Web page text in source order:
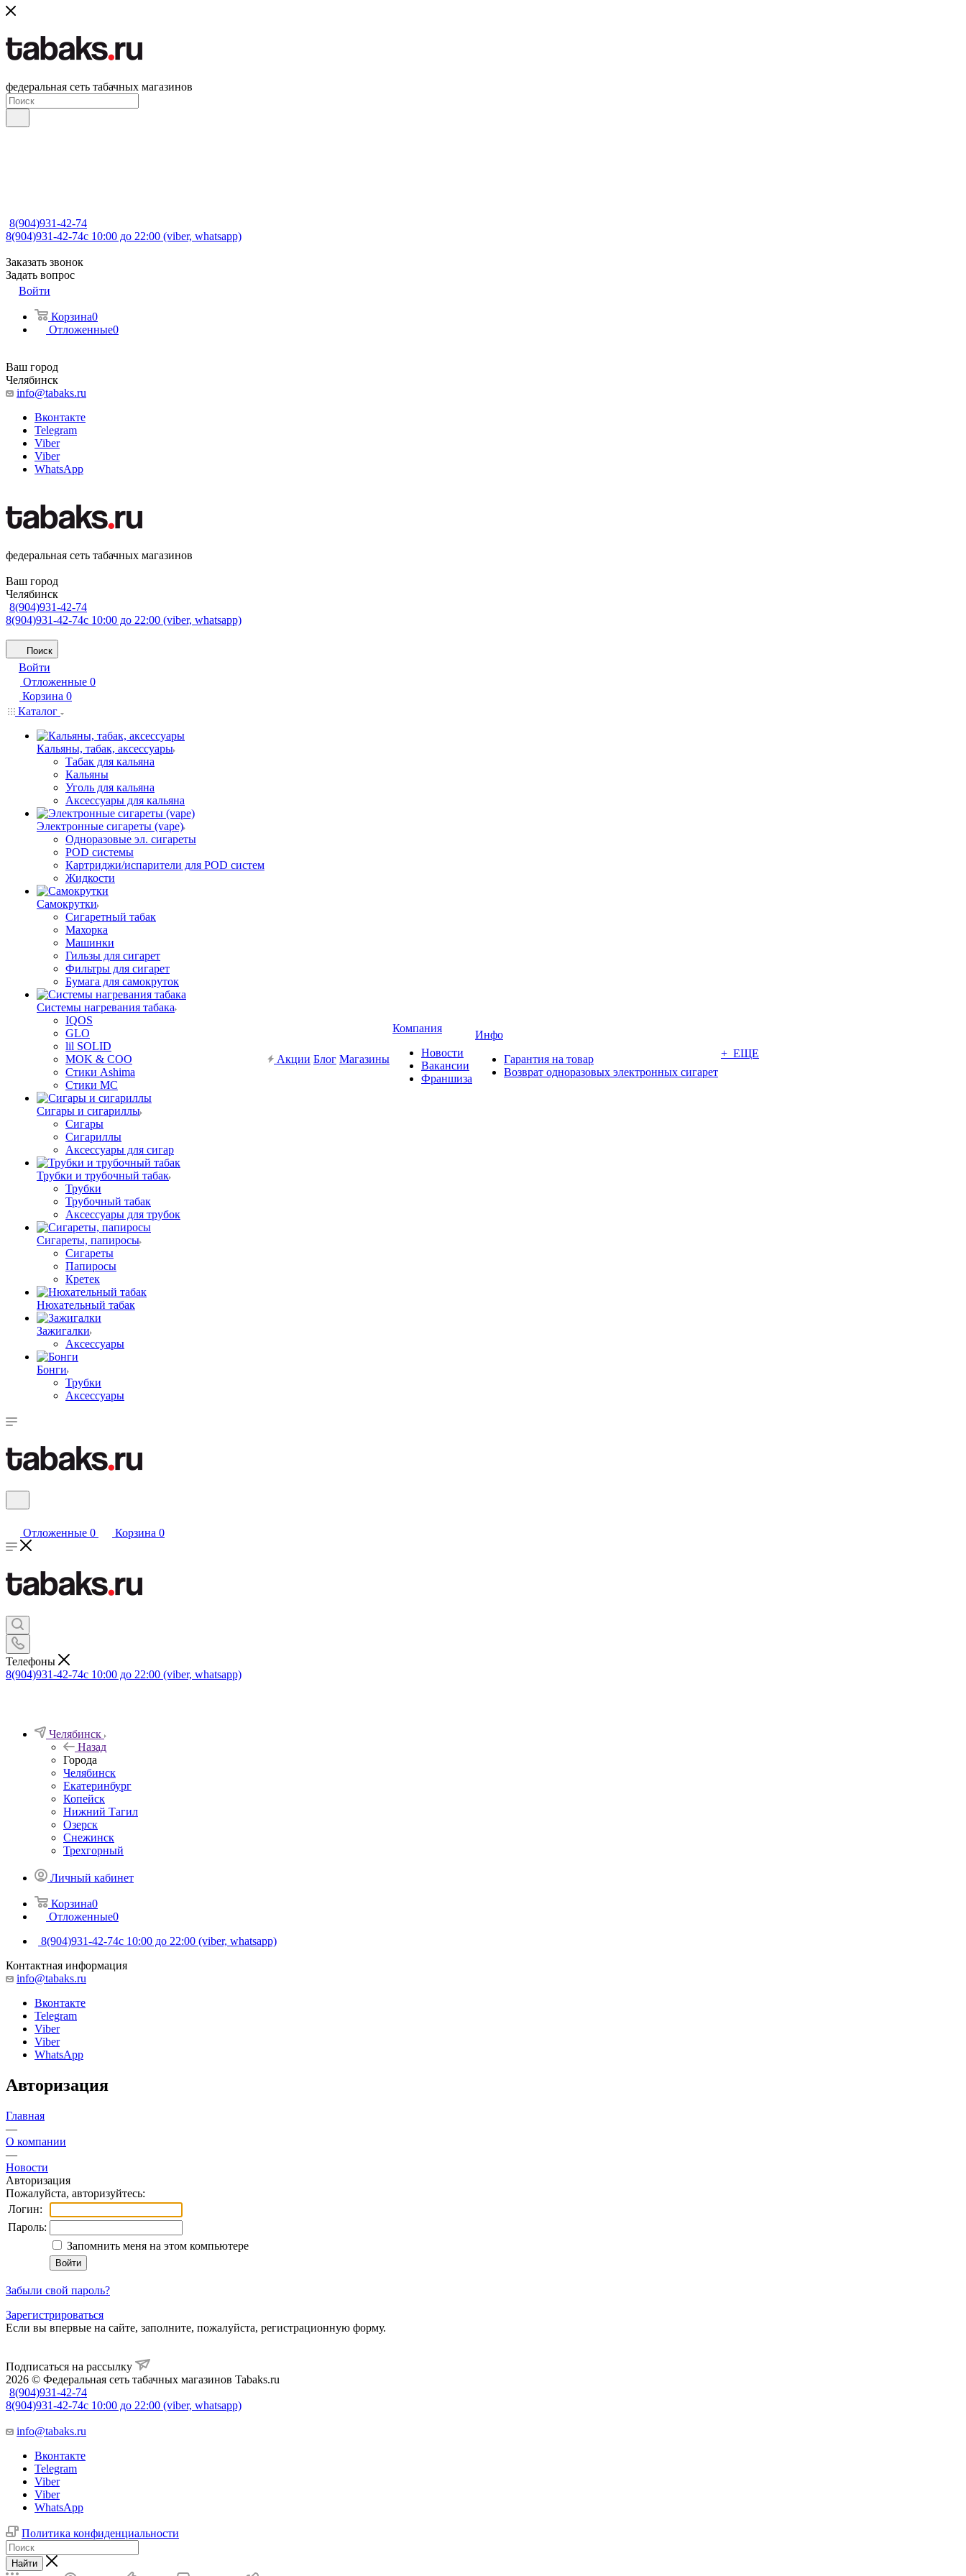
федеральная сеть табачных магазинов
8(904)931-42-74
8(904)931-42-74с 10:00 до 22:00 (viber, whatsapp)
Заказать звонок
Задать вопрос
Войти
Корзина0
Отложенные0
Ваш город
Челябинск
info@tabaks.ru
Вконтакте
Telegram
Viber
Viber
WhatsApp
федеральная сеть табачных магазинов
Ваш город
Челябинск
8(904)931-42-74
8(904)931-42-74с 10:00 до 22:00 (viber, whatsapp)
Поиск
Войти
Отложенные 0
Корзина 0
Каталог
Кальяны, табак, аксессуары
Табак для кальяна
Кальяны
Уголь для кальяна
Аксессуары для кальяна
Электронные сигареты (vape)
Одноразовые эл. сигареты
POD системы
Картриджи/испарители для POD систем
Жидкости
Самокрутки
Сигаретный табак
Махорка
Машинки
Гильзы для сигарет
Фильтры для сигарет
Бумага для самокруток
Системы нагревания табака
IQOS
GLO
lil SOLID
MOK & COO
Стики Ashima
Стики MC
Сигары и сигариллы
Сигары
Сигариллы
Аксессуары для сигар
Трубки и трубочный табак
Трубки
Трубочный табак
Аксессуары для трубок
Сигареты, папиросы
Сигареты
Папиросы
Кретек
Нюхательный табак
Зажигалки
Аксессуары
Бонги
Трубки
Аксессуары
Акции Блог Магазины
Компания
Новости
Вакансии
Франшиза
Инфо
Гарантия на товар
Возврат одноразовых электронных сигарет
+ ЕЩЕ
Отложенные 0 Корзина 0
Телефоны
8(904)931-42-74с 10:00 до 22:00 (viber, whatsapp)
Челябинск
Назад
Города
Челябинск
Екатеринбург
Копейск
Нижний Тагил
Озерск
Снежинск
Трехгорный
Личный кабинет
Корзина0
Отложенные0
8(904)931-42-74с 10:00 до 22:00 (viber, whatsapp)
Контактная информация
info@tabaks.ru
Вконтакте
Telegram
Viber
Viber
WhatsApp
Авторизация
Главная
—
О компании
—
Новости
Авторизация
Пожалуйста, авторизуйтесь:
Логин:
Пароль:
Запомнить меня на этом компьютере
Забыли свой пароль?
Зарегистрироваться
Если вы впервые на сайте, заполните, пожалуйста, регистрационную форму.
Подписаться на рассылку
2026 © Федеральная сеть табачных магазинов Tabaks.ru
8(904)931-42-74
8(904)931-42-74с 10:00 до 22:00 (viber, whatsapp)
info@tabaks.ru
Вконтакте
Telegram
Viber
Viber
WhatsApp
Политика конфиденциальности
Найти